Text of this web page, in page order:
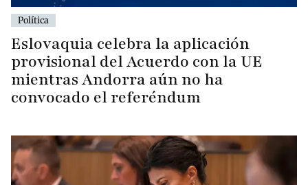
Política
Eslovaquia celebra la aplicación
provisional del Acuerdo con la UE
mientras Andorra aún no ha
convocado el referéndum